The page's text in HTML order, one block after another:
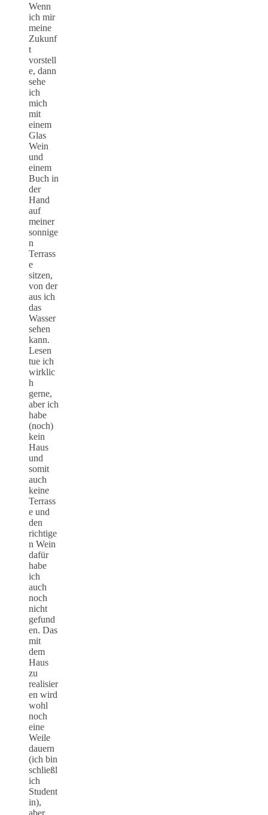
Wenn
ich mir
meine
Zukunf
t
vorstell
e, dann
sehe
ich
mich
mit
einem
Glas
Wein
und
einem
Buch in
der
Hand
auf
meiner
sonnige
n
Terrass
e
sitzen,
von der
aus ich
das
Wasser
sehen
kann.
Lesen
tue ich
wirklic
h
gerne,
aber ich
habe
(noch)
kein
Haus
und
somit
auch
keine
Terrass
e und
den
richtige
n Wein
dafür
habe
ich
auch
noch
nicht
gefund
en. Das
mit
dem
Haus
zu
realisier
en wird
wohl
noch
eine
Weile
dauern
(ich bin
schließl
ich
Student
in),
aber